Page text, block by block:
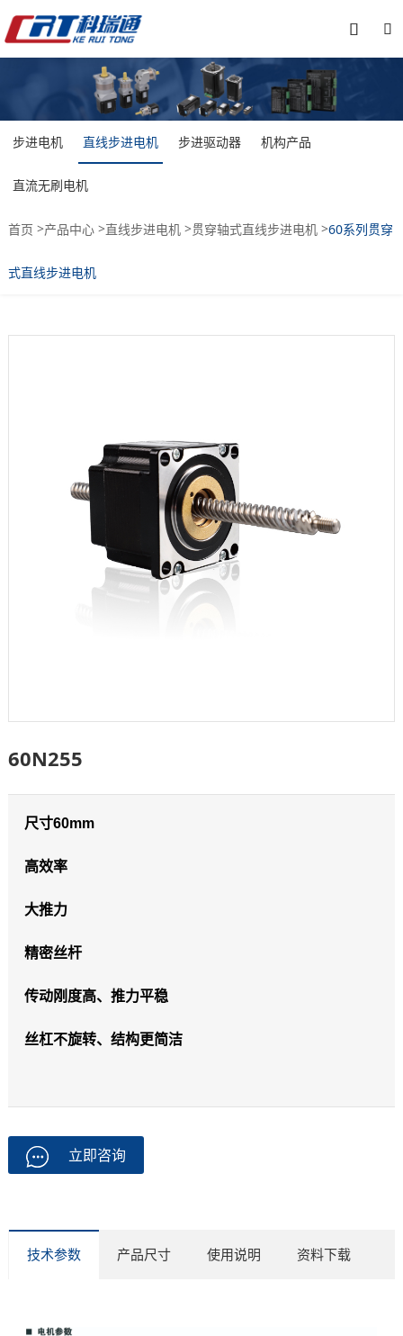


步进电机 直线步进电机 步进驱动器 机构产品
直流无刷电机
首页 >产品中心>直线步进电机>贯穿轴式直线步进电机>60系列贯穿
式直线步进电机
60N255
尺寸60mm
高效率
大推力
精密丝杆
传动刚度高、推力平稳
丝杠不旋转、结构更简洁
立即咨询
技术参数 产品尺寸 使用说明 资料下载